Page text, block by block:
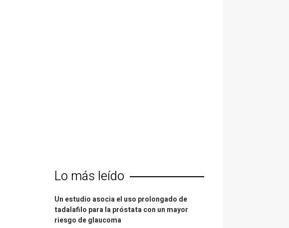
Lo más leído
Un estudio asocia el uso prolongado de
tadalafilo para la próstata con un mayor
riesgo de glaucoma